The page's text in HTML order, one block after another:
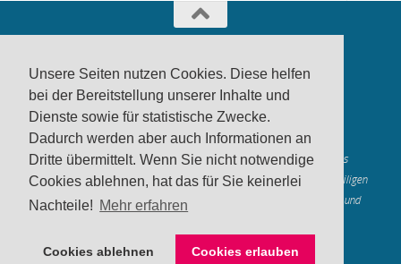
Unsere Seiten nutzen Cookies. Diese helfen
bei der Bereitstellung unserer Inhalte und
Dienste sowie für statistische Zwecke.
Dadurch werden aber auch Informationen an
Dritte übermittelt. Wenn Sie nicht notwendige
Cookies ablehnen, hat das für Sie keinerlei
Nachteile! Mehr erfahren
Cookies ablehnen Cookies erlauben
produktwarnung.eu - 2007-2026
Made in Gerstetten |Medienzentrum Gerstetten
Alle genannten Marken, Warenzeichen und Logos innerhalb dieses
Medienangebotes sind durch die Marken- und Urheberechte der jeweiligen
Rechteinhaber geschützt, und dienen lediglich der Berichterstattung und